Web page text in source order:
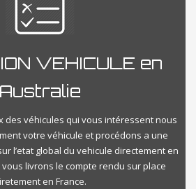
VEHICULE en
Australie
des véhicules qui vous intéressent nous
votre véhicule et procédons a une
l’etat global du vehicule directement en
vous livrons le compte rendu sur place
en France.